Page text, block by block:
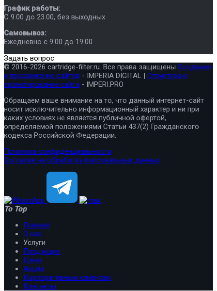
График работы:
C 9.00 до 23.00, без выходных
Самовывоз:
Ежедневно с 9.00 до 19.00
Задать вопрос
© 2016-2026 cartridge-filter.ru. Все права защищены Создание
и продвижение сайтов - IMPERIA DIGITAL | Структура и
проектирование сайта - IMPERI.PRO
Обращаем ваше внимание на то, что данный интернет-сайт
носит исключительно информационный характер и ни при
каких условиях не является публичной офертой,
определяемой положениями Статьи 437(2) Гражданского
кодекса Российской Федерации.
Политика конфиденциальности
Согласие на обработку персональных данных
To Top
Главная
О нас
Услуги
Продукция
Цены
Акции
Корпоративным клиентам
Контакты